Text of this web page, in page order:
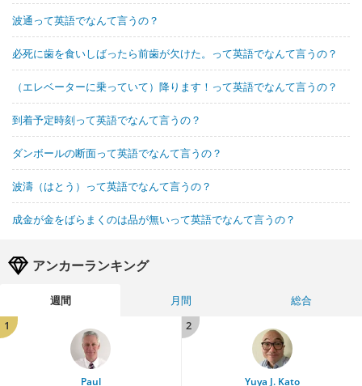
波通って英語でなんて言うの？
必死に歯を食いしばったら前歯が欠けた。って英語でなんて言うの？
（エレベーターに乗っていて）降ります！って英語でなんて言うの？
到着予定時刻って英語でなんて言うの？
ダンボールの断面って英語でなんて言うの？
波濤（はとう）って英語でなんて言うの？
成金が金をばらまくのは品が無いって英語でなんて言うの？
アンカーランキング
週間 月間
総合
1
Paul
2
Yuya J. Kato